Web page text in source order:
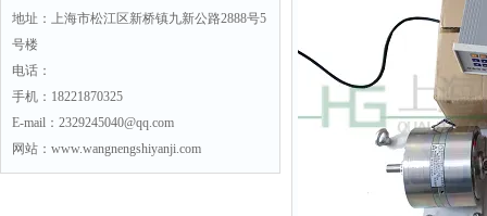
地址：上海市松江区新桥镇九新公路2888号5
号楼
电话：
手机：18221870325
E-mail：2329245040@qq.com
网站：www.wangnengshiyanji.com